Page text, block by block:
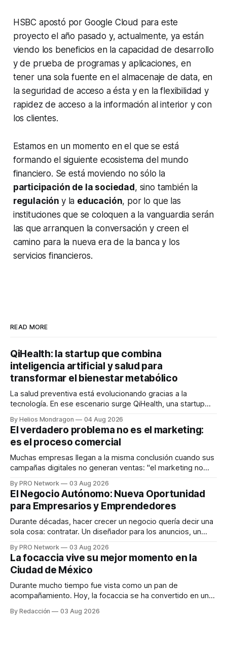
HSBC apostó por Google Cloud para este
proyecto el año pasado y, actualmente, ya están
viendo los beneficios en la capacidad de desarrollo
y de prueba de programas y aplicaciones, en
tener una sola fuente en el almacenaje de data, en
la seguridad de acceso a ésta y en la flexibilidad y
rapidez de acceso a la información al interior y con
los clientes.
Estamos en un momento en el que se está
formando el siguiente ecosistema del mundo
financiero. Se está moviendo no sólo la
participación de la sociedad, sino también la
regulación y la educación, por lo que las
instituciones que se coloquen a la vanguardia serán
las que arranquen la conversación y creen el
camino para la nueva era de la banca y los
servicios financieros.
READ MORE
QiHealth: la startup que combina
inteligencia artificial y salud para
transformar el bienestar metabólico
La salud preventiva está evolucionando gracias a la
tecnología. En ese escenario surge QiHealth, una startup
dispositivos inteligentes, inteligencia artificial y monitoreo
en tiempo real para ayudar a las personas a tomar mejores
decisiones sobre su salud metabólica. Su propuesta busca
responder
By Helios Mondragon 04 Aug 2026
El verdadero problema no es el marketing:
es el proceso comercial
Muchas empresas llegan a la misma conclusión cuando sus
campañas digitales no generan ventas: "el marketing no
INTERIUS, el problema suele estar en otro lugar. Durante
una entrevista para el podcast SER PRO, el especialista en
marketing digital explicó que
By PRO Network 03 Aug 2026
El Negocio Autónomo: Nueva Oportunidad
para Empresarios y Emprendedores
Durante décadas, hacer crecer un negocio quería decir una
sola cosa: contratar. Un diseñador para los anuncios, un
para los textos, alguien que supiera de publicidad digital
para encontrar prospectos, un vendedor para atender
llamadas y mensajes, y —con suerte— una persona
By PRO Network 03 Aug 2026
La focaccia vive su mejor momento en la
Ciudad de México
Durante mucho tiempo fue vista como un pan de
acompañamiento. Hoy, la focaccia se ha convertido en uno
artesanal, ingredientes de calidad y experiencias que
By Redacción 03 Aug 2026